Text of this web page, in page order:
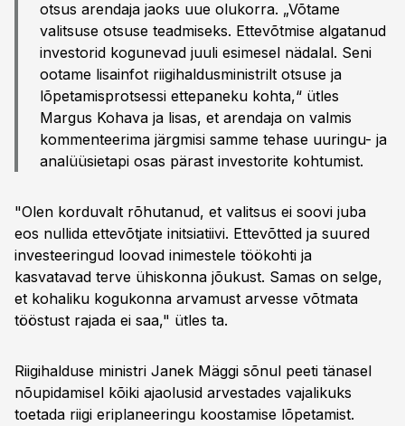
otsus arendaja jaoks uue olukorra. „Võtame
valitsuse otsuse teadmiseks. Ettevõtmise algatanud
investorid kogunevad juuli esimesel nädalal. Seni
ootame lisainfot riigihaldusministrilt otsuse ja
lõpetamisprotsessi ettepaneku kohta,“ ütles
Margus Kohava ja lisas, et arendaja on valmis
kommenteerima järgmisi samme tehase uuringu- ja
analüüsietapi osas pärast investorite kohtumist.
"Olen korduvalt rõhutanud, et valitsus ei soovi juba
eos nullida ettevõtjate initsiatiivi. Ettevõtted ja suured
investeeringud loovad inimestele töökohti ja
kasvatavad terve ühiskonna jõukust. Samas on selge,
et kohaliku kogukonna arvamust arvesse võtmata
tööstust rajada ei saa," ütles ta.
Riigihalduse ministri Janek Mäggi sõnul peeti tänasel
nõupidamisel kõiki ajaolusid arvestades vajalikuks
toetada riigi eriplaneeringu koostamise lõpetamist.